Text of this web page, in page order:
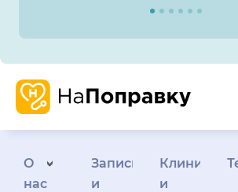
О
нас
Запись
и
Клиникам
и